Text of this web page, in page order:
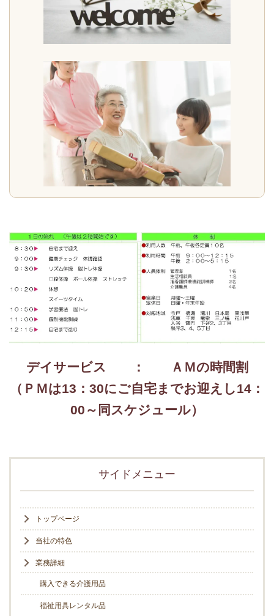
デイサービス ： ＡＭの時間割
（ＰＭは13：30にご自宅までお迎えし14：
00～同スケジュール）
サイドメニュー
トップページ
当社の特色
業務詳細
購入できる介護用品
福祉用具レンタル品